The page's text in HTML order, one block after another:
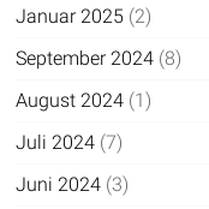
Januar 2025 (2)
September 2024 (8)
August 2024 (1)
Juli 2024 (7)
Juni 2024 (3)